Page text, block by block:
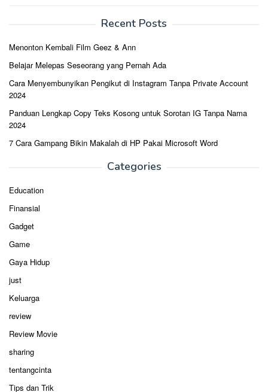
Recent Posts
Menonton Kembali Film Geez & Ann
Belajar Melepas Seseorang yang Pernah Ada
Cara Menyembunyikan Pengikut di Instagram Tanpa Private Account
2024
Panduan Lengkap Copy Teks Kosong untuk Sorotan IG Tanpa Nama
2024
7 Cara Gampang Bikin Makalah di HP Pakai Microsoft Word
Categories
Education
Finansial
Gadget
Game
Gaya Hidup
just
Keluarga
review
Review Movie
sharing
tentangcinta
Tips dan Trik